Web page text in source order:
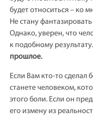
будет относиться – ко
Не стану
Однако, уверен, что
к подобному результату.
прошлое.
Если Вам кто-то сделал
станете человеком,
этого боли. Если он
его измену из